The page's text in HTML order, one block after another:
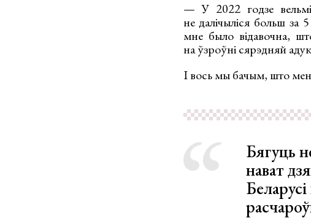
— У 2022 годзе
не далічыліся больш
мне было відавочна,
на ўзроўні сярэдняй
І вось мы бачым, што
Бягуць
нават